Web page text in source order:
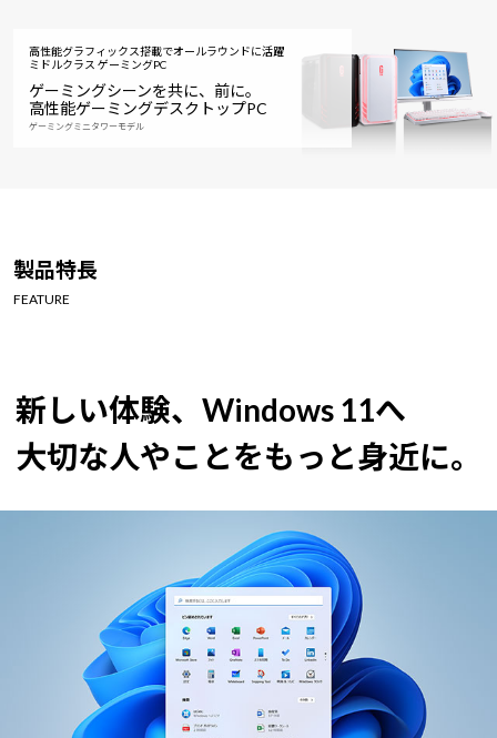
高性能グラフィックス搭載でオールラウンドに活躍
ミドルクラス ゲーミングPC
ゲーミングシーンを共に、前に。
高性能ゲーミングデスクトップPC
ゲーミングミニタワーモデル
製品特長
FEATURE
新しい体験、Windows 11へ
大切な人やことをもっと身近に。